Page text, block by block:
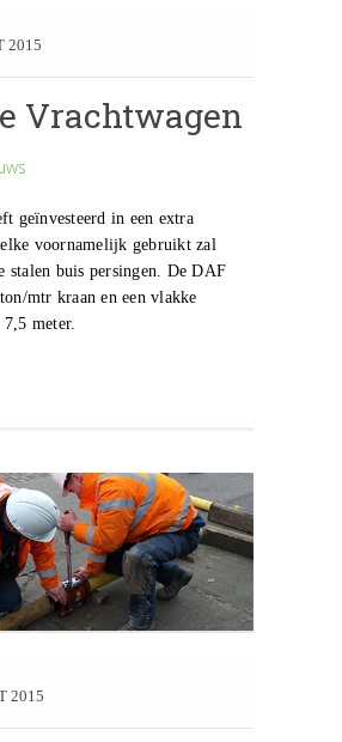
2015
Vrachtwagen
geïnvesteerd in een extra
voornamelijk gebruikt zal
stalen buis persingen. De DAF
mtr kraan en een vlakke
meter.
2015